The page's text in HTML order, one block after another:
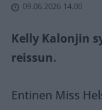
09.06.2026 14.00
Kelly Kalonjin
reissun.
Entinen Miss